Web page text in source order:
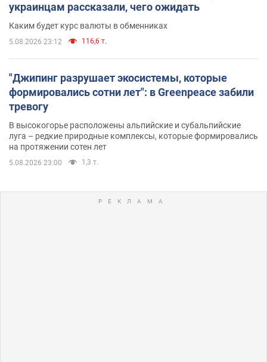
украинцам рассказали, чего ожидать
Каким будет курс валюты в обменниках
5.08.2026 23:12 116,6 т.
"Джипинг разрушает экосистемы, которые
формировались сотни лет": в Greenpeace забили
тревогу
В высокогорье расположены альпийские и субальпийские
луга – редкие природные комплексы, которые формировались
на протяжении сотен лет
5.08.2026 23:00 1,3 т.